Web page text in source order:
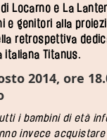
Locarno e La
e genitori alla
retrospettiva
italiana Titanus.
2014, ore
i bambini di età
invece